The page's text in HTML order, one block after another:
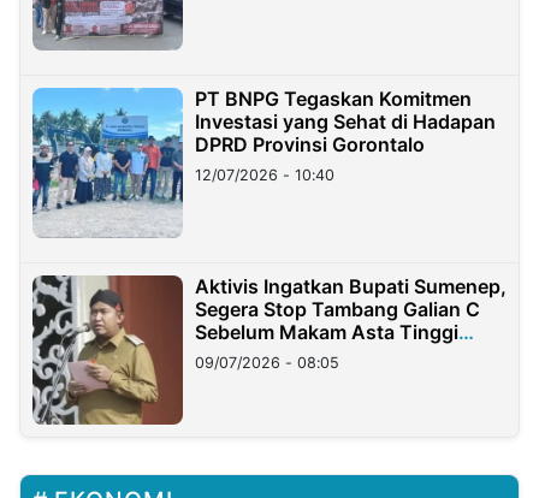
PT BNPG Tegaskan Komitmen
Investasi yang Sehat di Hadapan
DPRD Provinsi Gorontalo
12/07/2026 - 10:40
Aktivis Ingatkan Bupati Sumenep,
Segera Stop Tambang Galian C
Sebelum Makam Asta Tinggi
Longsor
09/07/2026 - 08:05